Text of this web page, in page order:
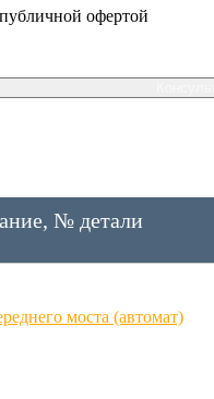
офертой
№ детали
моста (автомат)